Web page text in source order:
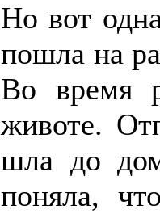
Но вот
пошла на
Во время
животе.
шла до
поняла,